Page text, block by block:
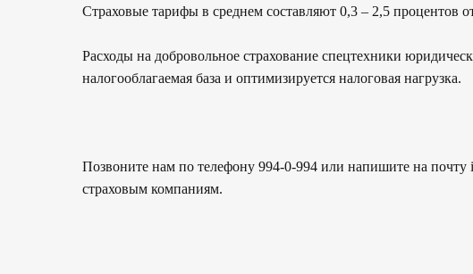
Страховые тарифы в среднем составляют 0,3 – 2,5 процентов
Расходы на добровольное страхование спецтехники
налогооблагаемая база и оптимизируется налоговая нагрузка.
Позвоните нам по телефону 994-0-994 или напишите на
страховым компаниям.